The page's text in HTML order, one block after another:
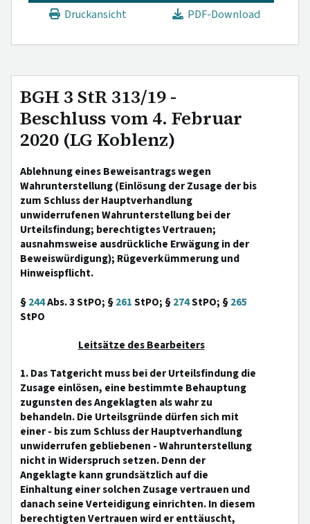
Druckansicht
PDF-Download
BGH 3 StR 313/19 -
Beschluss vom 4. Februar
2020 (LG Koblenz)
Ablehnung eines Beweisantrags wegen
Wahrunterstellung (Einlösung der Zusage der bis
zum Schluss der Hauptverhandlung
unwiderrufenen Wahrunterstellung bei der
Urteilsfindung; berechtigtes Vertrauen;
ausnahmsweise ausdrückliche Erwägung in der
Beweiswürdigung); Rügeverkümmerung und
Hinweispflicht.
§244Abs. 3 StPO; §261StPO; §274StPO; §265
StPO
Leitsätze des Bearbeiters
1. Das Tatgericht muss bei der Urteilsfindung die
Zusage einlösen, eine bestimmte Behauptung
zugunsten des Angeklagten als wahr zu
behandeln. Die Urteilsgründe dürfen sich mit
einer - bis zum Schluss der Hauptverhandlung
unwiderrufen gebliebenen - Wahrunterstellung
nicht in Widerspruch setzen. Denn der
Angeklagte kann grundsätzlich auf die
Einhaltung einer solchen Zusage vertrauen und
danach seine Verteidigung einrichten. In diesem
berechtigten Vertrauen wird er enttäuscht,